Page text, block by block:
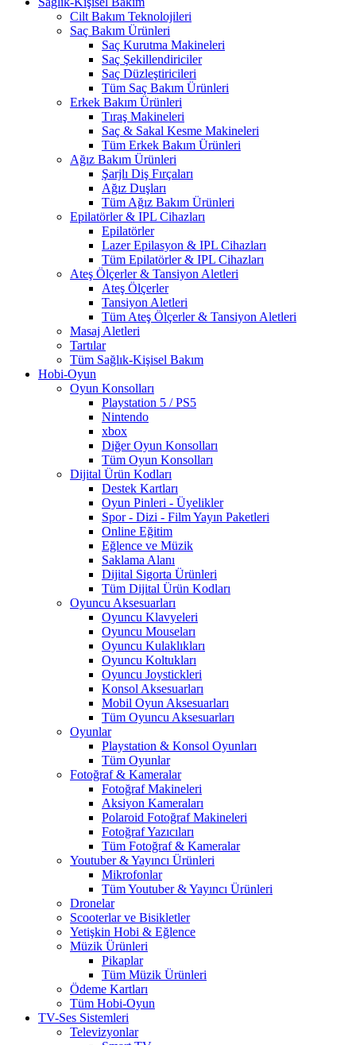
Cilt Bakım Teknolojileri
Saç Bakım Ürünleri
Saç Kurutma Makineleri
Saç Şekillendiriciler
Saç Düzleştiricileri
Tüm Saç Bakım Ürünleri
Erkek Bakım Ürünleri
Tıraş Makineleri
Saç & Sakal Kesme Makineleri
Tüm Erkek Bakım Ürünleri
Ağız Bakım Ürünleri
Şarjlı Diş Fırçaları
Ağız Duşları
Tüm Ağız Bakım Ürünleri
Epilatörler & IPL Cihazları
Epilatörler
Lazer Epilasyon & IPL Cihazları
Tüm Epilatörler & IPL Cihazları
Ateş Ölçerler & Tansiyon Aletleri
Ateş Ölçerler
Tansiyon Aletleri
Tüm Ateş Ölçerler & Tansiyon Aletleri
Masaj Aletleri
Tartılar
Tüm Sağlık-Kişisel Bakım
Hobi-Oyun
Oyun Konsolları
Playstation 5 / PS5
Nintendo
xbox
Diğer Oyun Konsolları
Tüm Oyun Konsolları
Dijital Ürün Kodları
Destek Kartları
Oyun Pinleri - Üyelikler
Spor - Dizi - Film Yayın Paketleri
Online Eğitim
Eğlence ve Müzik
Saklama Alanı
Dijital Sigorta Ürünleri
Tüm Dijital Ürün Kodları
Oyuncu Aksesuarları
Oyuncu Klavyeleri
Oyuncu Mouseları
Oyuncu Kulaklıkları
Oyuncu Koltukları
Oyuncu Joystickleri
Konsol Aksesuarları
Mobil Oyun Aksesuarları
Tüm Oyuncu Aksesuarları
Oyunlar
Playstation & Konsol Oyunları
Tüm Oyunlar
Fotoğraf & Kameralar
Fotoğraf Makineleri
Aksiyon Kameraları
Polaroid Fotoğraf Makineleri
Fotoğraf Yazıcıları
Tüm Fotoğraf & Kameralar
Youtuber & Yayıncı Ürünleri
Mikrofonlar
Tüm Youtuber & Yayıncı Ürünleri
Dronelar
Scooterlar ve Bisikletler
Yetişkin Hobi & Eğlence
Müzik Ürünleri
Pikaplar
Tüm Müzik Ürünleri
Ödeme Kartları
Tüm Hobi-Oyun
TV-Ses Sistemleri
Televizyonlar